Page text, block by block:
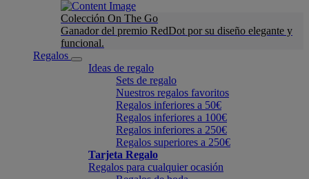
Colección On The Go
Ganador del premio RedDot por su diseño elegante y
funcional.
Regalos
Ideas de regalo
Sets de regalo
Nuestros regalos favoritos
Regalos inferiores a 50€
Regalos inferiores a 100€
Regalos inferiores a 250€
Regalos superiores a 250€
Tarjeta Regalo
Regalos para cualquier ocasión